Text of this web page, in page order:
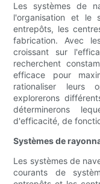
Les systèmes de
l'organisation et le
entrepôts, les
fabrication. Avec
croissant sur
recherchent
efficace pour
rationaliser leurs
explorerons
déterminerons
d'efficacité, de
Systèmes de
Les systèmes de
courants de